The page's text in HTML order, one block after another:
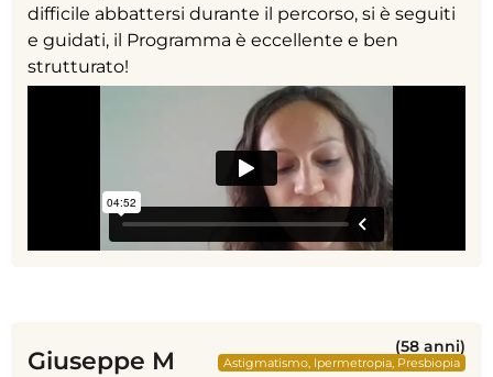
difficile abbattersi durante il percorso, si è seguiti
e guidati, il Programma è eccellente e ben
strutturato!
Giuseppe M (58 anni)
Astigmatismo Ipermetropia Presbiopia